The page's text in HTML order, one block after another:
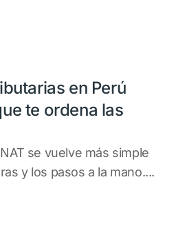
en Perú
te ordena las
se vuelve más simple
y los pasos a la mano....